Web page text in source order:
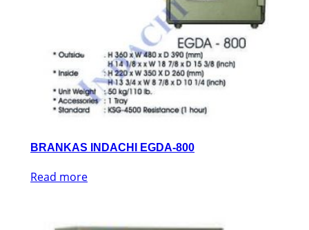
BRANKAS INDACHI EGDA-800
Read more